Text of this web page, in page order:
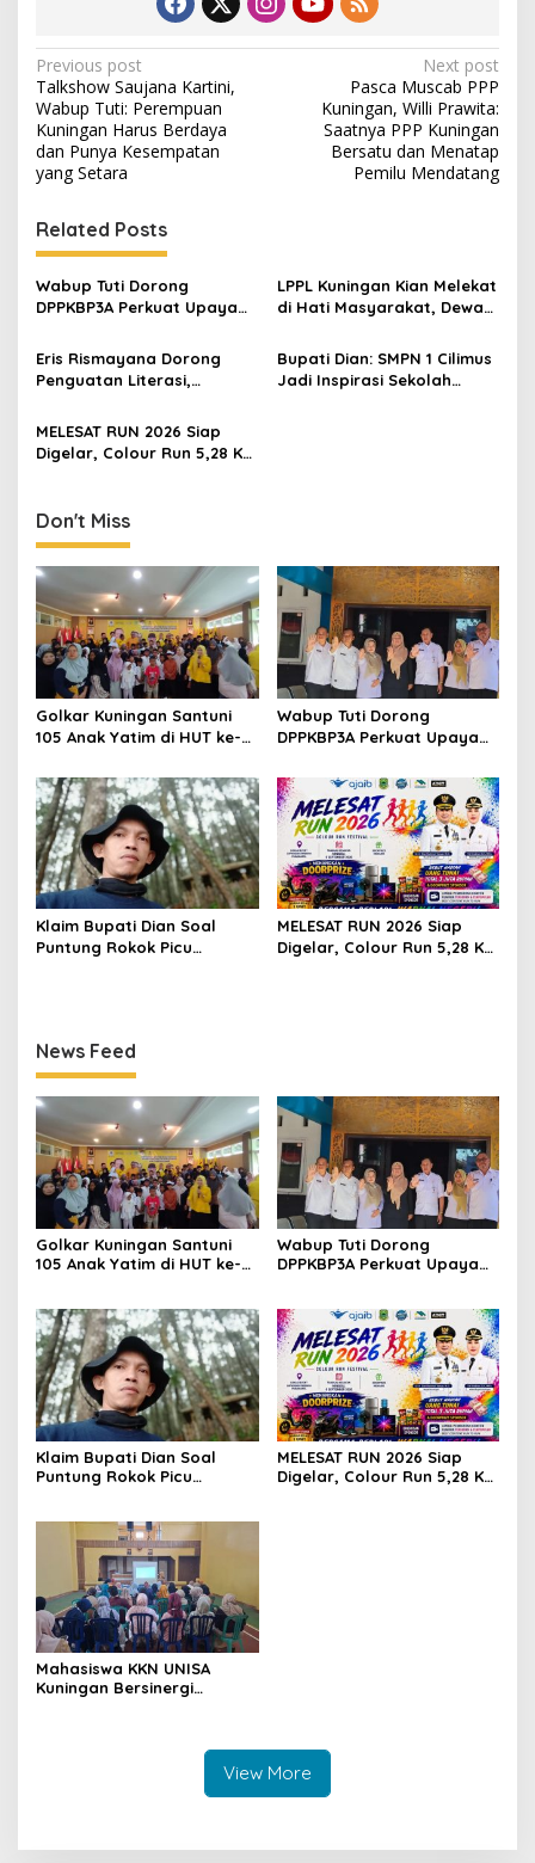
Post
navigation
Previous post
Talkshow Saujana Kartini,
Wabup Tuti: Perempuan
Kuningan Harus Berdaya
dan Punya Kesempatan
yang Setara
Next post
Pasca Muscab PPP
Kuningan, Willi Prawita:
Saatnya PPP Kuningan
Bersatu dan Menatap
Pemilu Mendatang
Related Posts
Wabup Tuti Dorong
DPPKBP3A Perkuat Upaya
Tingkatkan Kesejahteraan
Keluarga
LPPL Kuningan Kian Melekat
di Hati Masyarakat, Dewas
Digital
Eris Rismayana Dorong
Penguatan Literasi,
KKN UIN Sunan Kalijaga di
Sagaranten
Bupati Dian: SMPN 1 Cilimus
Jadi Inspirasi Sekolah
MELESAT RUN 2026 Siap
Digelar, Colour Run 5,28 Km
Don't Miss
Golkar Kuningan Santuni
105 Anak Yatim di HUT ke-
Doakan Partai Semakin
Berjaya
Wabup Tuti Dorong
DPPKBP3A Perkuat Upaya
Tingkatkan Kesejahteraan
Keluarga
Klaim Bupati Dian Soal
Puntung Rokok Picu
MELESAT RUN 2026 Siap
Digelar, Colour Run 5,28 Km
News Feed
Golkar Kuningan Santuni
105 Anak Yatim di HUT ke-
Berjaya
Wabup Tuti Dorong
DPPKBP3A Perkuat Upaya
Keluarga
Klaim Bupati Dian Soal
Puntung Rokok Picu
Sesuai Kajian Ilmiah
MELESAT RUN 2026 Siap
Digelar, Colour Run 5,28 Km
Mahasiswa KKN UNISA
Kuningan Bersinergi
ASI, Cegah Stunting hingga
View More